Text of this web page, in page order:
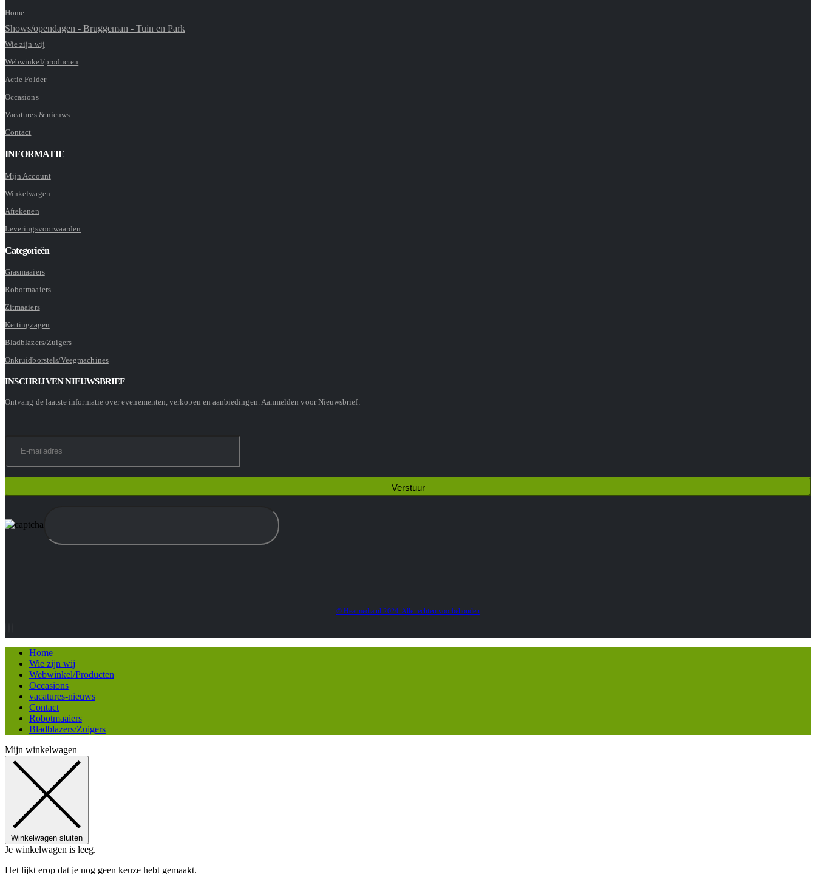
Home
Shows/opendagen - Bruggeman - Tuin en Park
Wie zijn wij
Webwinkel/producten
Actie Folder
Occasions
Vacatures & nieuws
Contact
INFORMATIE
Mijn Account
Winkelwagen
Afrekenen
Leveringsvoorwaarden
Categorieën
Grasmaaiers
Robotmaaiers
Zitmaaiers
Kettingzagen
Bladblazers/Zuigers
Onkruidborstels/Veegmachines
INSCHRIJVEN NIEUWSBRIEF
Ontvang de laatste informatie over evenementen, verkopen en aanbiedingen. Aanmelden voor Nieuwsbrief:
© Heatmedia.nl 2024. Alle rechten voorbehouden
Home
Wie zijn wij
Webwinkel/Producten
Occasions
vacatures-nieuws
Contact
Robotmaaiers
Bladblazers/Zuigers
Mijn winkelwagen
Winkelwagen sluiten
Je winkelwagen is leeg.
Het lijkt erop dat je nog geen keuze hebt gemaakt.